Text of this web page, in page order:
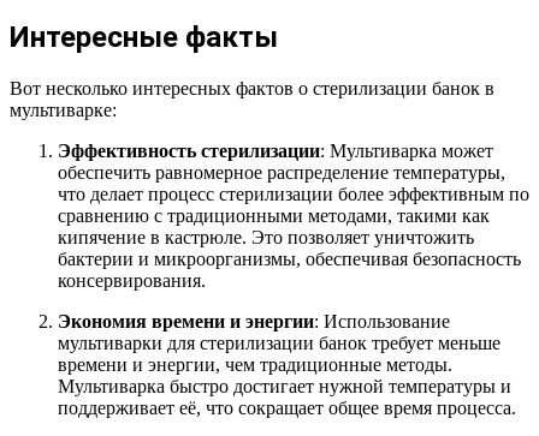
Интересные факты
Вот несколько интересных фактов о стерилизации банок в
мультиварке:
Эффективность стерилизации: Мультиварка может
обеспечить равномерное распределение температуры,
что делает процесс стерилизации более эффективным по
сравнению с традиционными методами, такими как
кипячение в кастрюле. Это позволяет уничтожить
бактерии и микроорганизмы, обеспечивая безопасность
консервирования.
Экономия времени и энергии: Использование
мультиварки для стерилизации банок требует меньше
времени и энергии, чем традиционные методы.
Мультиварка быстро достигает нужной температуры и
поддерживает её, что сокращает общее время процесса.